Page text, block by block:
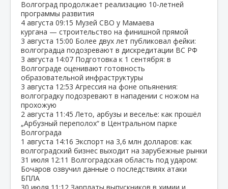
Волгоград продолжает реализацию 10‑летней
программы развития
4 августа 09:15 Музей СВО у Мамаева
кургана — строительство на финишной прямой
3 августа 15:00 Более двух лет публиковал фейки:
волгоградца подозревают в дискредитации ВС РФ
3 августа 14:07 Подготовка к 1 сентября: в
Волгограде оценивают готовность
образовательной инфраструктуры
3 августа 12:53 Агрессия на фоне опьянения:
волгоградку подозревают в нападении с ножом на
прохожую
2 августа 11:45 Лето, арбузы и веселье: как прошёл
„Арбузный переполох“ в Центральном парке
Волгограда
1 августа 14:16 Экспорт на 3,6 млн долларов: как
волгоградский бизнес выходит на зарубежные рынки
31 июля 12:11 Волгоградская область под ударом:
Бочаров озвучил данные о последствиях атаки
БПЛА